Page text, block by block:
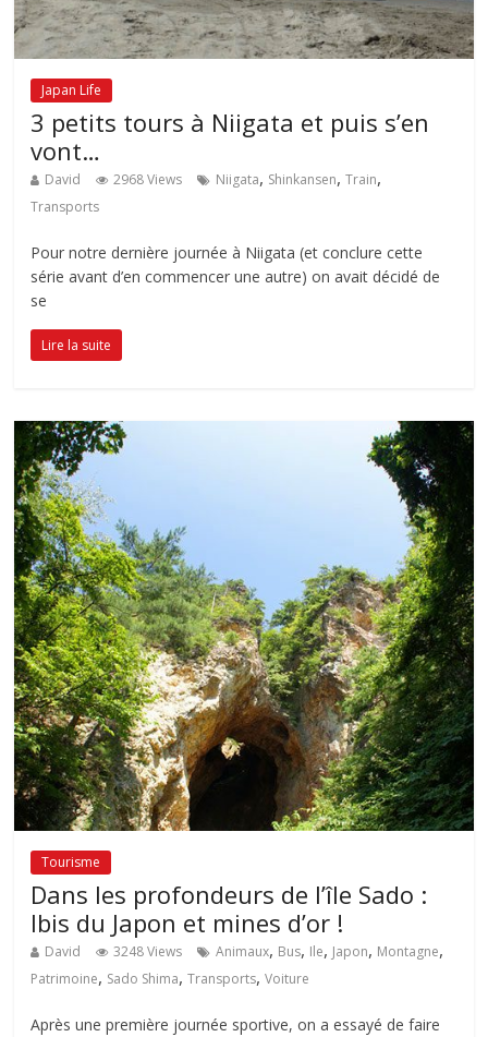
Japan Life
3 petits tours à Niigata et puis s’en
vont…
David 2968 Views Niigata, Shinkansen,Train,
Transports
Pour notre dernière journée à Niigata (et conclure cette
série avant d’en commencer une autre) on avait décidé de
se
Lire la suite
Tourisme
Dans les profondeurs de l’île Sado :
Ibis du Japon et mines d’or !
David 3248 Views Animaux, Bus, Ile, Japon, Montagne,
Patrimoine, Sado Shima,Transports,Voiture
Après une première journée sportive, on a essayé de faire